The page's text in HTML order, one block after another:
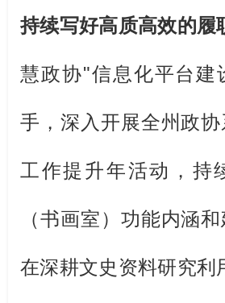
持续写好高质高效的履
慧政协"信息化平台建
手， 深入开展全州政
工作提升年活动， 持
（书画室）功能内涵
在深耕文史资料研究利